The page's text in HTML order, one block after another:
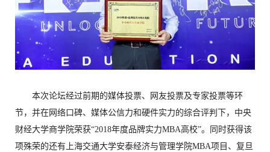
本次论坛经过前期的媒体投票、网友投票及专家投票等环
节，并在网络口碑、媒体公信力和硬件实力的综合评判下，中央
财经大学商学院荣获“2018年度品牌实力MBA高校”。同时获得该
项殊荣的还有上海交通大学安泰经济与管理学院MBA项目、复旦